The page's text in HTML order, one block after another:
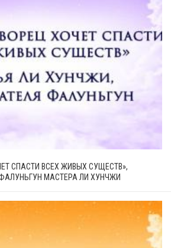
СПАСТИ ВСЕХ ЖИВЫХ СУЩЕСТВ»,
МАСТЕРА ЛИ ХУНЧЖИ